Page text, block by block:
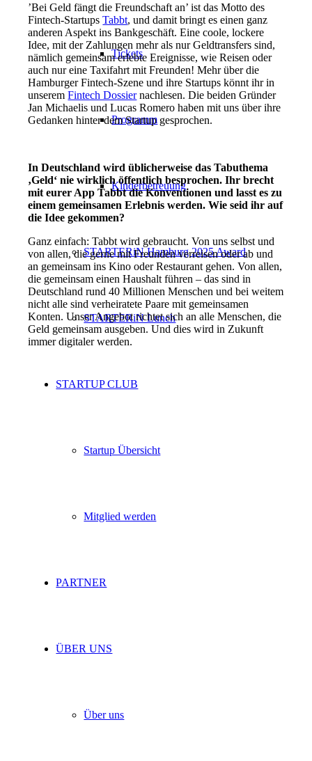
Tickets
Programm
Kinderbetreuung
STARTERiN Hamburg 2025 Award
STARTERiN Lunch
STARTUP CLUB
Startup Übersicht
Mitglied werden
PARTNER
ÜBER UNS
Über uns
’Bei Geld fängt die Freundschaft an’ ist das Motto des
Fintech-StartupsTabbt, und damit bringt es einen ganz
anderen Aspekt ins Bankgeschäft. Eine coole, lockere
Idee, mit der Zahlungen mehr als nur Geldtransfers sind,
nämlich gemeinsam erlebte Ereignisse, wie Reisen oder
auch nur eine Taxifahrt mit Freunden! Mehr über die
Hamburger Fintech-Szene und ihre Startups könnt ihr in
unseremFintech Dossiernachlesen. Die beiden Gründer
Jan Michaelis und Lucas Romero haben mit uns über ihre
Gedanken hinter dem Startup gesprochen.
In Deutschland wird üblicherweise das Tabuthema
‚Geld‘ nie wirklich öffentlich besprochen. Ihr brecht
mit eurer App Tabbt die Konventionen und lasst es zu
einem gemeinsamen Erlebnis werden. Wie seid ihr auf
die Idee gekommen?
Ganz einfach: Tabbt wird gebraucht. Von uns selbst und
von allen, die gerne mit Freunden verreisen oder ab und
an gemeinsam ins Kino oder Restaurant gehen. Von allen,
die gemeinsam einen Haushalt führen – das sind in
Deutschland rund 40 Millionen Menschen und bei weitem
nicht alle sind verheiratete Paare mit gemeinsamen
Konten. Unser Angebot richtet sich an alle Menschen, die
Geld gemeinsam ausgeben. Und dies wird in Zukunft
immer digitaler werden.